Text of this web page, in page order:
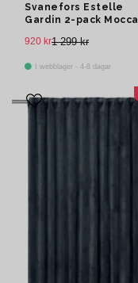
Svanefors Estelle
Gardin 2-pack Mocca
1 299 kr
920 kr
I webblager - 4-8 dagar